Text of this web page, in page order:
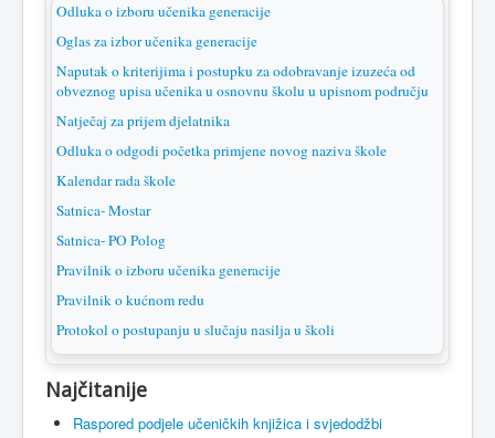
Odluka o izboru učenika generacije
Oglas za izbor učenika generacije
Naputak o kriterijima i postupku za odobravanje izuzeća od
obveznog upisa učenika u osnovnu školu u upisnom području
Natječaj za prijem djelatnika
Odluka o odgodi početka primjene novog naziva škole
Kalendar rada škole
Satnica- Mostar
Satnica- PO Polog
Pravilnik o izboru učenika generacije
Pravilnik o kućnom redu
Protokol o postupanju u slučaju nasilja u školi
Najčitanije
Raspored podjele učeničkih knjižica i svjedodžbi